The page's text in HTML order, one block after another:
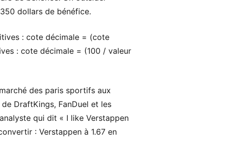
dollars de bénéfice.
: cote décimale = (cote
: cote décimale = (100 / valeur
des paris sportifs aux
DraftKings, FanDuel et les
qui dit « I like Verstappen
: Verstappen à 1.67 en